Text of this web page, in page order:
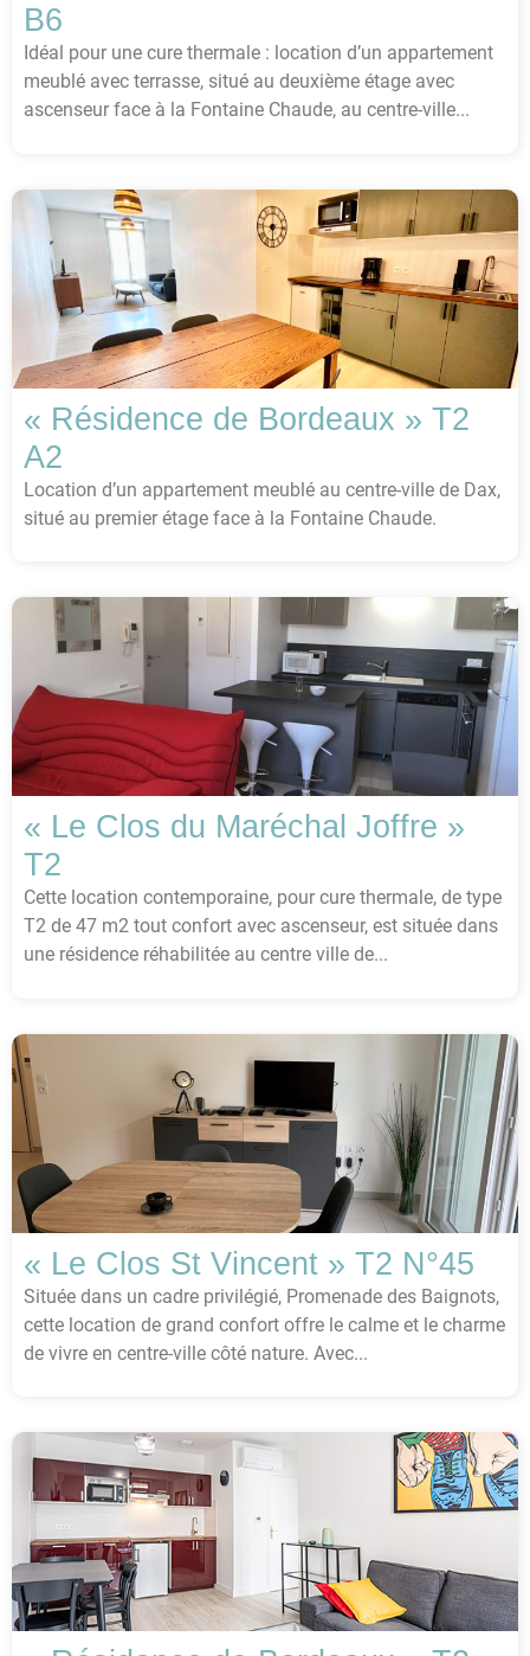
B6
Idéal pour une cure thermale : location d’un appartement
meublé avec terrasse, situé au deuxième étage avec
ascenseur face à la Fontaine Chaude, au centre-ville...
« Résidence de Bordeaux » T2
A2
Location d’un appartement meublé au centre-ville de Dax,
situé au premier étage face à la Fontaine Chaude.
« Le Clos du Maréchal Joffre »
T2
Cette location contemporaine, pour cure thermale, de type
T2 de 47 m2 tout confort avec ascenseur, est située dans
une résidence réhabilitée au centre ville de...
« Le Clos St Vincent » T2 N°45
Située dans un cadre privilégié, Promenade des Baignots,
cette location de grand confort offre le calme et le charme
de vivre en centre-ville côté nature. Avec...